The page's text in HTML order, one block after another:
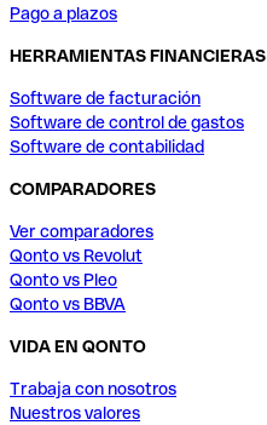
Pago a plazos
HERRAMIENTAS FINANCIERAS
Software de facturación
Software de control de gastos
Software de contabilidad
COMPARADORES
Ver comparadores
Qonto vs Revolut
Qonto vs Pleo
Qonto vs BBVA
VIDA EN QONTO
Trabaja con nosotros
Nuestros valores